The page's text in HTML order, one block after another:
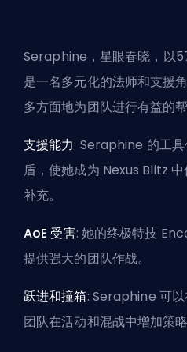
Seraphine，星眼春晓，以
是一名多元化的法师和支援
多方面地为团队进行有益的帮
支援能力: Seraphine 的工
盾，使她成为 Nexus Blitz
补充。
AoE 受害: 她的终极特技
提供强大的团队作战。
跃进和撞箱: Seraphine 可
团队在活动和混战中增加策略